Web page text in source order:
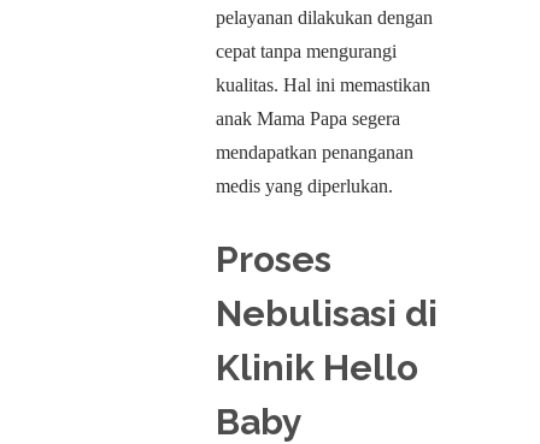
pelayanan dilakukan dengan
cepat tanpa mengurangi
kualitas. Hal ini memastikan
anak Mama Papa segera
mendapatkan penanganan
medis yang diperlukan.
Proses
Nebulisasi di
Klinik Hello
Baby